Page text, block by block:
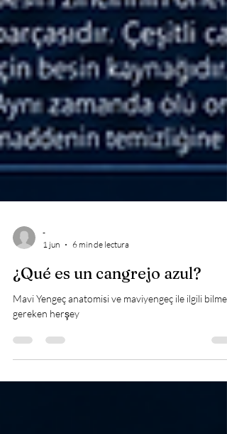
1 jun
6 min de lectura
¿Qué es un cangrejo azul?
Mavi Yengeç anatomisi ve maviyengeç ile ilgili
gereken herşey